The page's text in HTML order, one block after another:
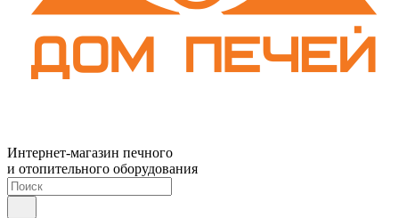
Интернет-магазин печного
и отопительного оборудования